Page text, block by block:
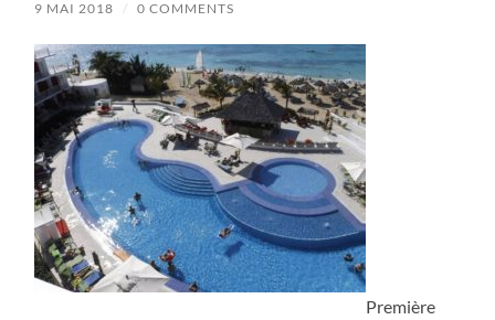
9 MAI 2018 / 0 COMMENTS
Première